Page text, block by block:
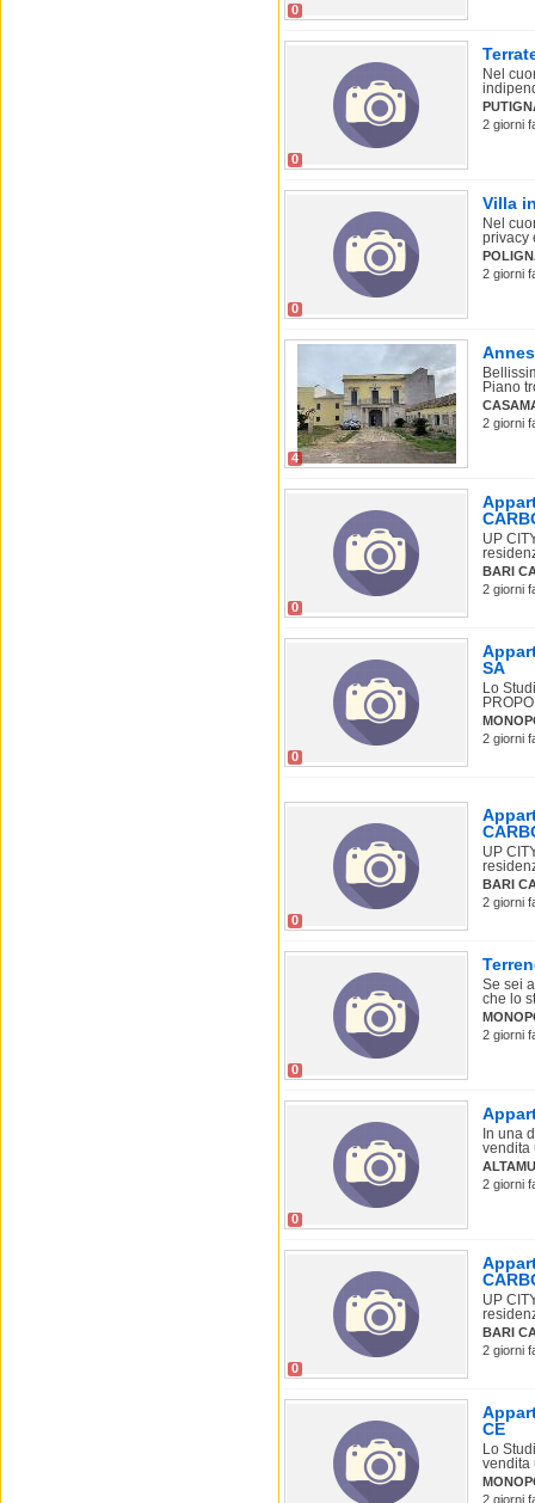
0
0
Nel
2 giorni
0
Villa
Nel
privacy
2 giorni
4
Piano
2 giorni
0
UP
BARI
2 giorni
0
SA
Lo
2 giorni
0
UP
BARI
2 giorni
0
Se sei
che lo
2 giorni
0
In una
vendita
2 giorni
0
UP
BARI
2 giorni
CE
Lo
vendita
2 giorni